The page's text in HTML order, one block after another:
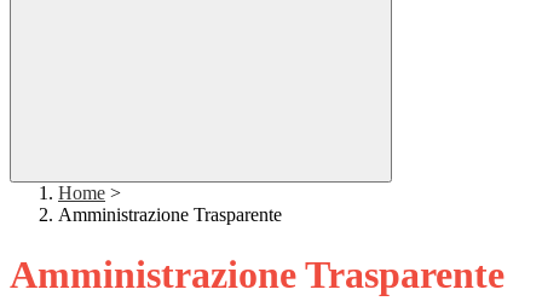
Home >
Amministrazione Trasparente
Amministrazione Trasparente